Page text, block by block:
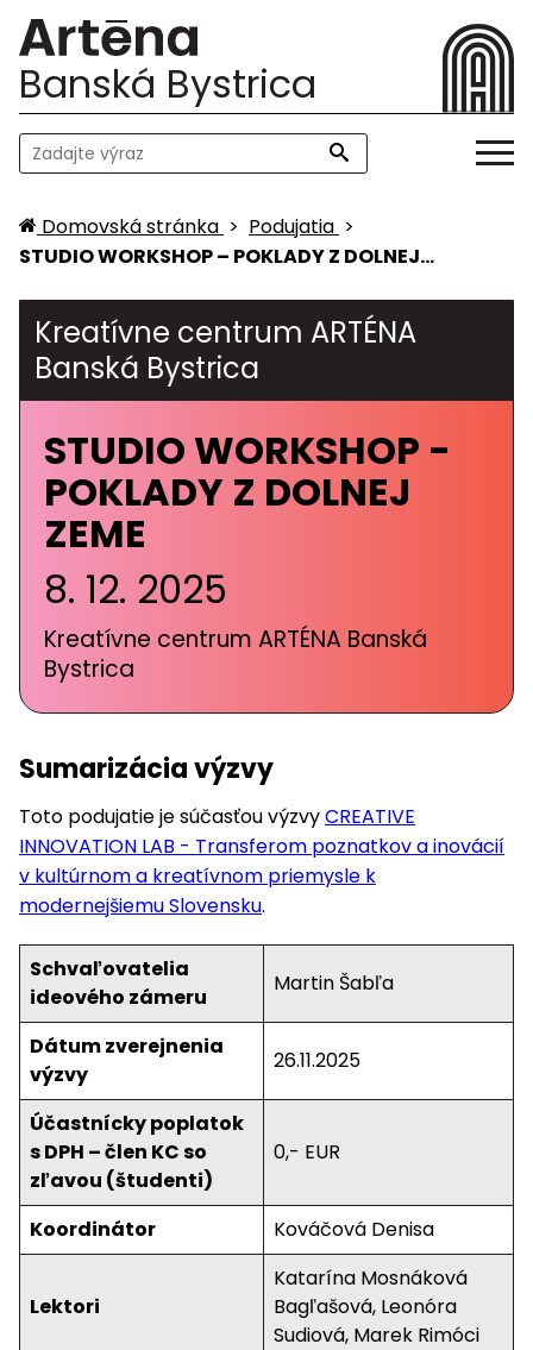
Banská Bystrica
Domovská stránka > Podujatia >
STUDIO WORKSHOP – POKLADY Z DOLNEJ…
Kreatívne centrum ARTÉNA
Banská Bystrica
STUDIO WORKSHOP -
POKLADY Z DOLNEJ
ZEME
8. 12. 2025
Kreatívne centrum ARTÉNA Banská
Bystrica
Sumarizácia výzvy
Toto podujatie je súčasťou výzvyCREATIVE
INNOVATION LAB - Transferom poznatkov a inovácií
v kultúrnom a kreatívnom priemysle k
modernejšiemu Slovensku.
Schvaľovatelia
ideového zámeru
Martin Šabľa
Dátum zverejnenia
výzvy
26.11.2025
Účastnícky poplatok
s DPH – člen KC so
zľavou (študenti)
0,- EUR
Koordinátor Kováčová Denisa
Lektori
Katarína Mosnáková
Bagľašová, Leonóra
Sudiová, Marek Rimóci